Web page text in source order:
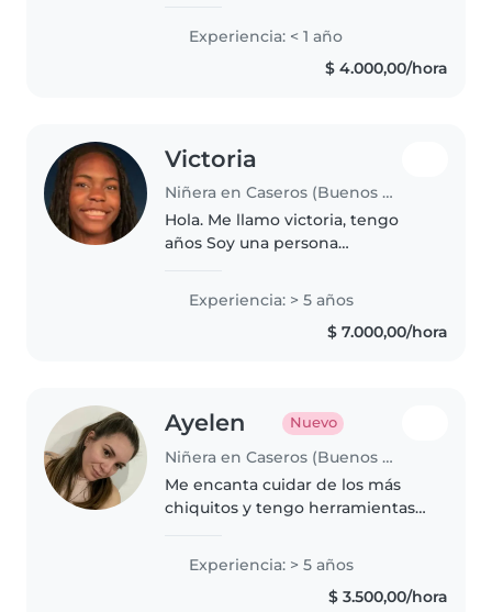
previa, me encanta cuidar de
bebés, nenes pequeños y
Experiencia: < 1 año
$ 4.000,00/hora
Victoria
Niñera en Caseros (Buenos Aires)
Hola. Me llamo victoria, tengo
años Soy una persona
Cuido, juego, enseño y
acompaño a los niños con amor,
creando un ambiente seguro y
Experiencia: > 5 años
$ 7.000,00/hora
Ayelen Nuevo
Niñera en Caseros (Buenos Aires)
Me encanta cuidar de los más
chiquitos y tengo herramientas
soy seño en un jardín
experiencia en bebés, niños
pequeños y preescolares, also
Experiencia: > 5 años
$ 3.500,00/hora